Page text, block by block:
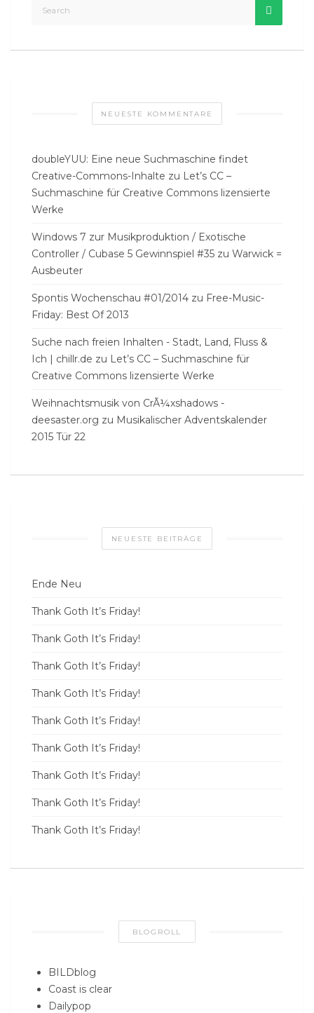
NEUESTE KOMMENTARE
doubleYUU: Eine neue Suchmaschine findet
Creative-Commons-Inhalte zu Let’s CC –
Suchmaschine für Creative Commons lizensierte
Werke
Windows 7 zur Musikproduktion / Exotische
Controller / Cubase 5 Gewinnspiel #35 zu Warwick =
Ausbeuter
Spontis Wochenschau #01/2014 zu Free-Music-
Friday: Best Of 2013
Suche nach freien Inhalten - Stadt, Land, Fluss &
Ich | chillr.de zu Let’s CC – Suchmaschine für
Creative Commons lizensierte Werke
Weihnachtsmusik von CrÃ¼xshadows -
deesaster.org zu Musikalischer Adventskalender
2015 Tür 22
NEUESTE BEITRÄGE
Ende Neu
Thank Goth It’s Friday!
Thank Goth It’s Friday!
Thank Goth It’s Friday!
Thank Goth It’s Friday!
Thank Goth It’s Friday!
Thank Goth It’s Friday!
Thank Goth It’s Friday!
Thank Goth It’s Friday!
Thank Goth It’s Friday!
BLOGROLL
BILDblog
Coast is clear
Dailypop